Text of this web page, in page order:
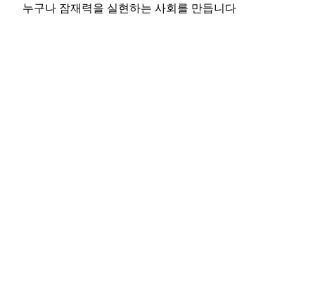
누구나 잠재력을 실현하는 사회를 만듭니다